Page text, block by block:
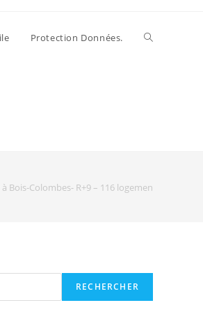
Protection Données.
Colombes- R+9 – 116 logements
RECHERCHER